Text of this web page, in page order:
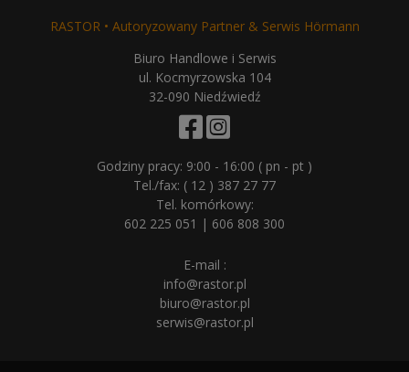
RASTOR • Autoryzowany Partner & Serwis Hörmann
Biuro Handlowe i Serwis
ul. Kocmyrzowska 104
32-090 Niedźwiedź
Godziny pracy: 9:00 - 16:00 ( pn - pt )
Tel./fax: ( 12 ) 387 27 77
Tel. komórkowy:
602 225 051 | 606 808 300
E-mail :
info@rastor.pl
biuro@rastor.pl
serwis@rastor.pl